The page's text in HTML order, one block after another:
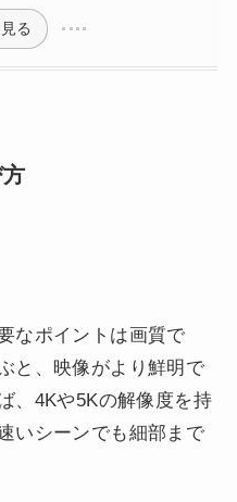
る
なポイントは画質で
と、映像がより鮮明で
、4Kや5Kの解像度を持
いシーンでも細部まで